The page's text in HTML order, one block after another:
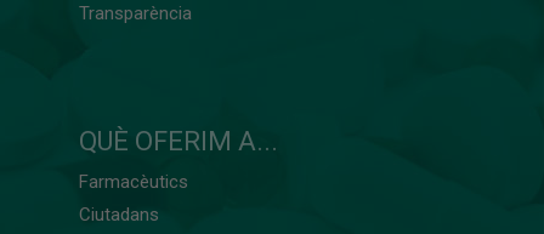
Transparència
QUÈ OFERIM A...
Farmacèutics
Ciutadans